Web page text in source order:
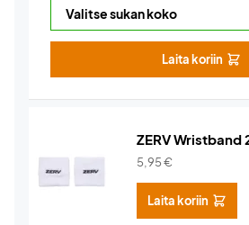
Laita koriin
ZERV
5,95€
Laita koriin